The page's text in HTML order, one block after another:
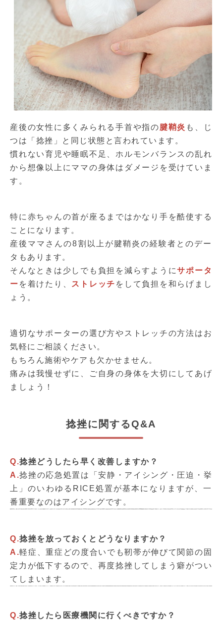
産後の女性に多くみられる手首や指の腱鞘炎 も、じ
つは「捻挫」と同じ状態と言われています。
慣れない育児や睡眠不足、ホルモンバランスの乱れ
から想像以上にママの身体はダメージを受けていま
す。
特に赤ちゃんの首が座るまではかなり手を酷使する
ことになります。
産後ママさんの8割以上が腱鞘炎の経験者とのデー
タもあります。
そんなときは少しでも負担を減らすようにサポータ
ー を着けたり、 ストレッチ をして負担を和らげまし
ょう。
適切なサポーターの選び方やストレッチの方法はお
気軽にご相談ください。
もちろん施術やケアも欠かせません。
痛みは我慢せずに、ご自身の身体を大切にしてあげ
ましょう！
捻挫に関するQ&A
Q.捻挫どうしたら早く改善しますか？
A.捻挫の応急処置は「安静・アイシング・圧迫・挙
上」のいわゆるRICE処置が基本になりますが、一
番重要なのはアイシングです。
Q.捻挫を放っておくとどうなりますか？
A.軽症、重症どの度合いでも靭帯が伸びて関節の固
定力が低下するので、再度捻挫してしまう癖がつい
てしまいます。
Q.捻挫したら医療機関に行くべきですか？